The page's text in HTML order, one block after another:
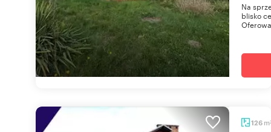
Na
blisko
126 m